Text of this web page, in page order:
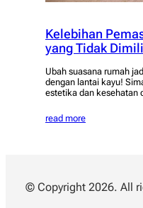
Kelebihan
yang Tidak
Ubah suasana rumah
dengan lantai kayu!
estetika dan kesehatan
read more
© Copyright 2026. All